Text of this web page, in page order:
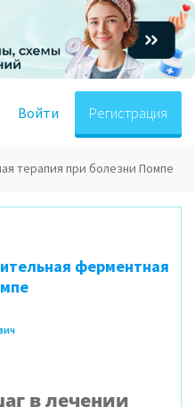
Войти Регистрация
терапия при болезни Помпе
ферментная
в лечении